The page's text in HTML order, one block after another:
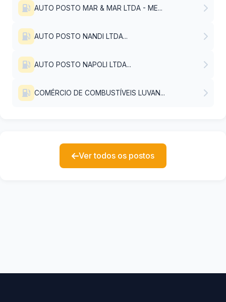
AUTO POSTO MAR & MAR LTDA - ME...
AUTO POSTO NANDI LTDA...
AUTO POSTO NAPOLI LTDA...
COMÉRCIO DE COMBUSTÍVEIS LUVAN...
Ver todos os postos